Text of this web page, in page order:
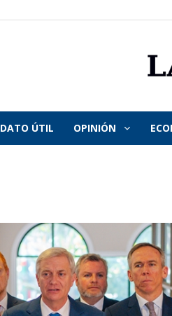
DATO ÚTIL OPINIÓN